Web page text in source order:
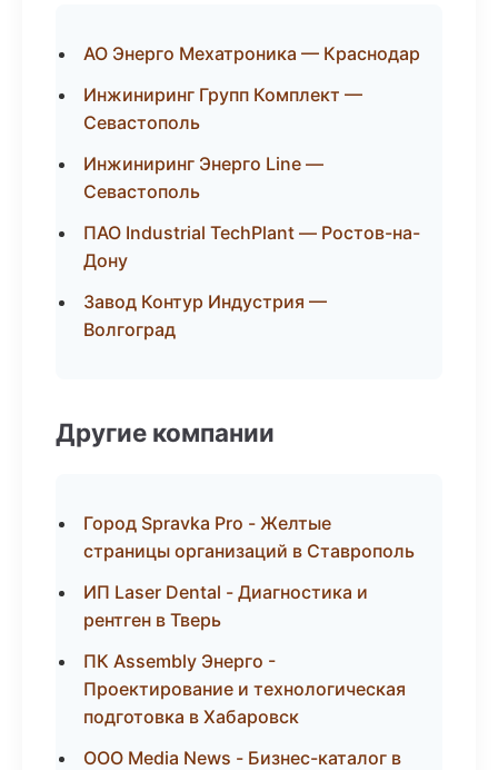
АО Энерго Мехатроника — Краснодар
Инжиниринг Групп Комплект —
Севастополь
Инжиниринг Энерго Line —
Севастополь
ПАО Industrial TechPlant — Ростов-на-
Дону
Завод Контур Индустрия —
Волгоград
Другие компании
Город Spravka Pro - Желтые
страницы организаций в Ставрополь
ИП Laser Dental - Диагностика и
рентген в Тверь
ПК Assembly Энерго -
Проектирование и технологическая
подготовка в Хабаровск
ООО Media News - Бизнес-каталог в